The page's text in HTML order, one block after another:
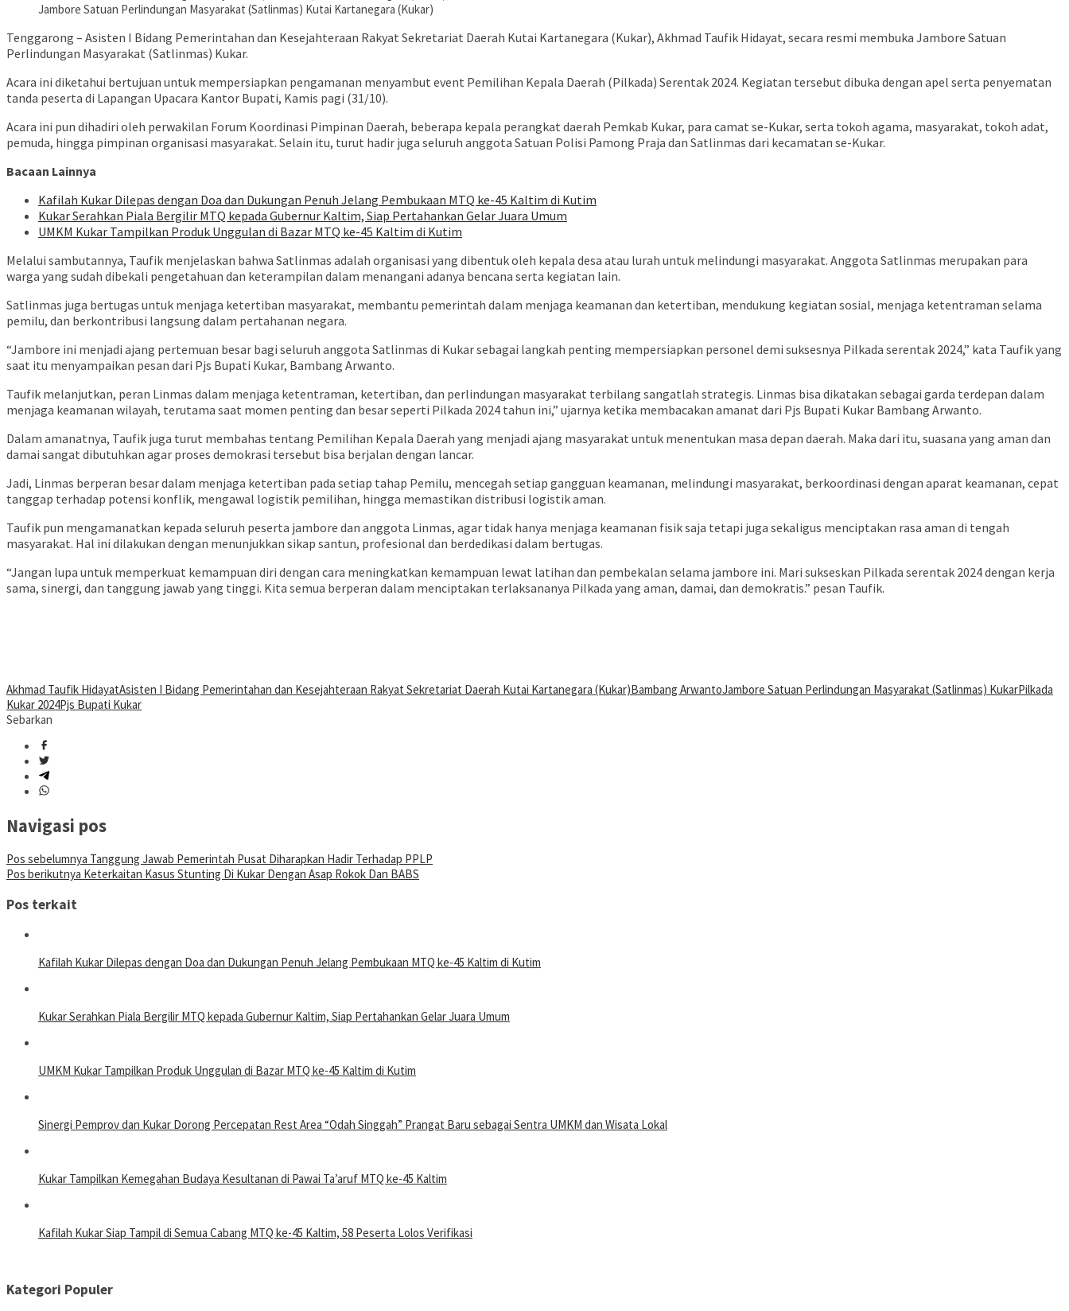
Jambore Satuan Perlindungan Masyarakat (Satlinmas) Kutai Kartanegara (Kukar)
Tenggarong – Asisten I Bidang Pemerintahan dan Kesejahteraan Rakyat Sekretariat Daerah Kutai Kartanegara (Kukar), Akhmad Taufik Hidayat, secara resmi membuka Jambore Satuan
Perlindungan Masyarakat (Satlinmas) Kukar.
Acara ini diketahui bertujuan untuk mempersiapkan pengamanan menyambut event Pemilihan Kepala Daerah (Pilkada) Serentak 2024. Kegiatan tersebut dibuka dengan apel serta penyematan
tanda peserta di Lapangan Upacara Kantor Bupati, Kamis pagi (31/10).
Acara ini pun dihadiri oleh perwakilan Forum Koordinasi Pimpinan Daerah, beberapa kepala perangkat daerah Pemkab Kukar, para camat se-Kukar, serta tokoh agama, masyarakat, tokoh adat,
pemuda, hingga pimpinan organisasi masyarakat. Selain itu, turut hadir juga seluruh anggota Satuan Polisi Pamong Praja dan Satlinmas dari kecamatan se-Kukar.
Bacaan Lainnya
Kafilah Kukar Dilepas dengan Doa dan Dukungan Penuh Jelang Pembukaan MTQ ke-45 Kaltim di Kutim
Kukar Serahkan Piala Bergilir MTQ kepada Gubernur Kaltim, Siap Pertahankan Gelar Juara Umum
UMKM Kukar Tampilkan Produk Unggulan di Bazar MTQ ke-45 Kaltim di Kutim
Melalui sambutannya, Taufik menjelaskan bahwa Satlinmas adalah organisasi yang dibentuk oleh kepala desa atau lurah untuk melindungi masyarakat. Anggota Satlinmas merupakan para
warga yang sudah dibekali pengetahuan dan keterampilan dalam menangani adanya bencana serta kegiatan lain.
Satlinmas juga bertugas untuk menjaga ketertiban masyarakat, membantu pemerintah dalam menjaga keamanan dan ketertiban, mendukung kegiatan sosial, menjaga ketentraman selama
pemilu, dan berkontribusi langsung dalam pertahanan negara.
“Jambore ini menjadi ajang pertemuan besar bagi seluruh anggota Satlinmas di Kukar sebagai langkah penting mempersiapkan personel demi suksesnya Pilkada serentak 2024,” kata Taufik yang
saat itu menyampaikan pesan dari Pjs Bupati Kukar, Bambang Arwanto.
Taufik melanjutkan, peran Linmas dalam menjaga ketentraman, ketertiban, dan perlindungan masyarakat terbilang sangatlah strategis. Linmas bisa dikatakan sebagai garda terdepan dalam
menjaga keamanan wilayah, terutama saat momen penting dan besar seperti Pilkada 2024 tahun ini,” ujarnya ketika membacakan amanat dari Pjs Bupati Kukar Bambang Arwanto.
Dalam amanatnya, Taufik juga turut membahas tentang Pemilihan Kepala Daerah yang menjadi ajang masyarakat untuk menentukan masa depan daerah. Maka dari itu, suasana yang aman dan
damai sangat dibutuhkan agar proses demokrasi tersebut bisa berjalan dengan lancar.
Jadi, Linmas berperan besar dalam menjaga ketertiban pada setiap tahap Pemilu, mencegah setiap gangguan keamanan, melindungi masyarakat, berkoordinasi dengan aparat keamanan, cepat
tanggap terhadap potensi konflik, mengawal logistik pemilihan, hingga memastikan distribusi logistik aman.
Taufik pun mengamanatkan kepada seluruh peserta jambore dan anggota Linmas, agar tidak hanya menjaga keamanan fisik saja tetapi juga sekaligus menciptakan rasa aman di tengah
masyarakat. Hal ini dilakukan dengan menunjukkan sikap santun, profesional dan berdedikasi dalam bertugas.
“Jangan lupa untuk memperkuat kemampuan diri dengan cara meningkatkan kemampuan lewat latihan dan pembekalan selama jambore ini. Mari sukseskan Pilkada serentak 2024 dengan kerja
sama, sinergi, dan tanggung jawab yang tinggi. Kita semua berperan dalam menciptakan terlaksananya Pilkada yang aman, damai, dan demokratis.” pesan Taufik.
Akhmad Taufik HidayatAsisten I Bidang Pemerintahan dan Kesejahteraan Rakyat Sekretariat Daerah Kutai Kartanegara (Kukar)Bambang ArwantoJambore Satuan Perlindungan Masyarakat (Satlinmas) KukarPilkada
Kukar 2024Pjs Bupati Kukar
Sebarkan
Navigasi pos
Pos sebelumnya Tanggung Jawab Pemerintah Pusat Diharapkan Hadir Terhadap PPLP
Pos berikutnya Keterkaitan Kasus Stunting Di Kukar Dengan Asap Rokok Dan BABS
Pos terkait
Kafilah Kukar Dilepas dengan Doa dan Dukungan Penuh Jelang Pembukaan MTQ ke-45 Kaltim di Kutim
Kukar Serahkan Piala Bergilir MTQ kepada Gubernur Kaltim, Siap Pertahankan Gelar Juara Umum
UMKM Kukar Tampilkan Produk Unggulan di Bazar MTQ ke-45 Kaltim di Kutim
Sinergi Pemprov dan Kukar Dorong Percepatan Rest Area “Odah Singgah” Prangat Baru sebagai Sentra UMKM dan Wisata Lokal
Kukar Tampilkan Kemegahan Budaya Kesultanan di Pawai Ta’aruf MTQ ke-45 Kaltim
Kafilah Kukar Siap Tampil di Semua Cabang MTQ ke-45 Kaltim, 58 Peserta Lolos Verifikasi
Kategori Populer